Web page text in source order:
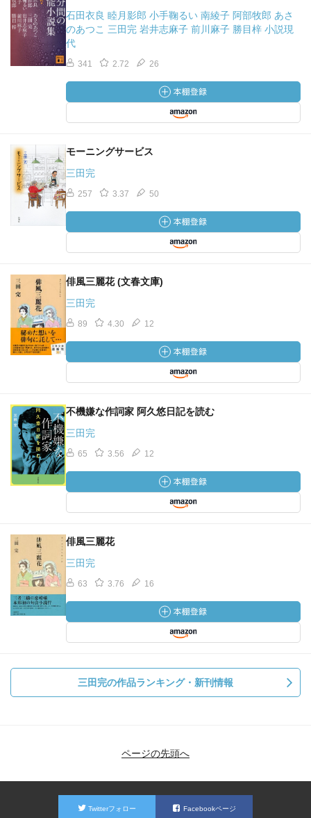
石田衣良 睦月影郎 小手鞠るい 南綾子 阿部牧郎 あさ
のあつこ 三田完 岩井志麻子 前川麻子 勝目梓 小説現
代
341 2.72 26
モーニングサービス
三田完
257 3.37 50
俳風三麗花 (文春文庫)
三田完
89 4.30 12
不機嫌な作詞家 阿久悠日記を読む
三田完
65 3.56 12
俳風三麗花
三田完
63 3.76 16
三田完の作品ランキング・新刊情報
ページの先頭へ
Twitterフォロー Facebookページ